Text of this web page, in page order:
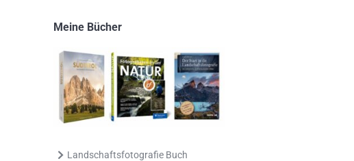
Meine Bücher
Landschaftsfotografie Buch